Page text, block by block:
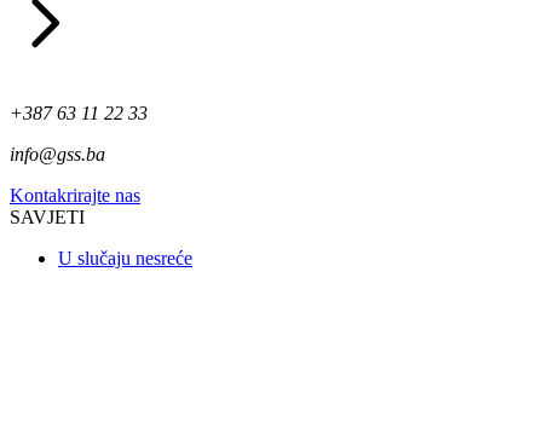
+387 63 11 22 33
info@gss.ba
Kontakrirajte nas
SAVJETI
U slučaju nesreće